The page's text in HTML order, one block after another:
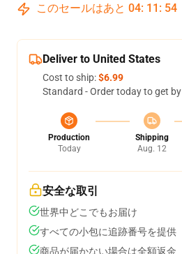
このセールはあと 04: 11 : 54
Deliver to United States
Cost to ship:$6.99
Standard - Order today to get by
Production
Today
Shipping
Aug. 12
安全な取引
世界中どこでもお届け
すべての小包に追跡番号を提供
商品が届かない場合は全額返金